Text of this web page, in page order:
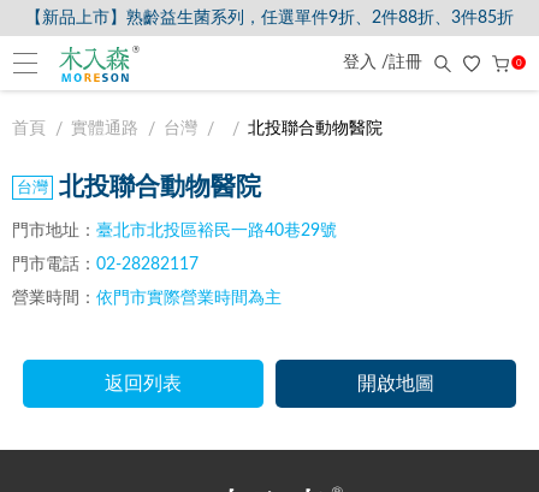
【新品上市】熟齡益生菌系列，任選單件9折、2件88折、3件85折
登入 /註冊 0
首頁 實體通路 台灣 北投聯合動物醫院
北投聯合動物醫院
門市地址： 臺北市北投區裕民一路40巷29號
門市電話： 02-28282117
營業時間： 依門市實際營業時間為主
返回列表 開啟地圖